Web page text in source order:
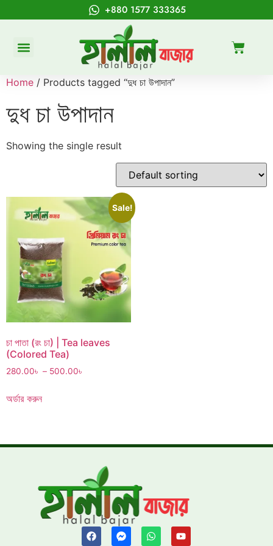
+880 1577 333365
Home / Products tagged “দুধ চা উপাদান”
দুধ চা উপাদান
Showing the single result
Sale!
চা পাতা (রং চা) | Tea leaves
(Colored Tea)
280.00৳ – 500.00৳
অর্ডার করুন